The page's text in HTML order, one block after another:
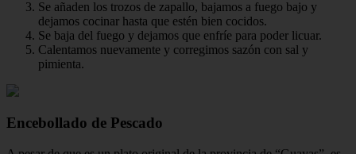
Se añaden los trozos de zapallo, bajamos a fuego bajo y
dejamos cocinar hasta que estén bien cocidos.
Se baja del fuego y dejamos que enfríe para poder licuar.
Calentamos nuevamente y corregimos sazón con sal y
pimienta.
Encebollado de Pescado